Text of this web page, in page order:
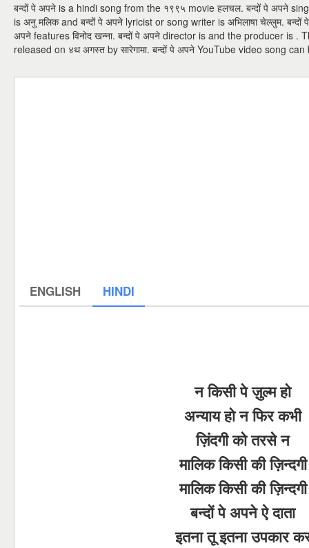
बन्दों पे अपने is a hindi song from the १९९५ movie हलचल. बन्दों पे अपने
is अनु मलिक and बन्दों पे अपने lyricist or song writer is अभिलाषा चेल्लुम.
अपने features विनोद खन्ना. बन्दों पे अपने director is and the producer is .
released on ४थ अगस्त by सारेगामा. बन्दों पे अपने YouTube video song
ENGLISH HINDI
न किसी पे ज़ुल्म हो
अन्याय हो न फिर कभी
ज़िंदगी को तरसे न
मालिक किसी की ज़िन्दगी
मालिक किसी की ज़िन्दगी
बन्दों पे अपने ऐ दाता
इतना तू इतना उपकार